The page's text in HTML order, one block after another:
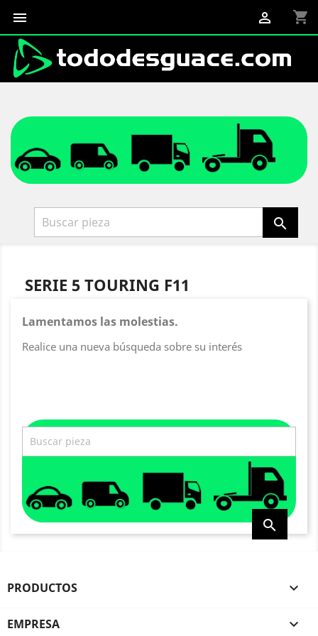
 shopping_cart


SERIE 5 TOURING F11
Lamentamos las molestias.
Realice una nueva búsqueda sobre su interés

PRODUCTOS 
EMPRESA 